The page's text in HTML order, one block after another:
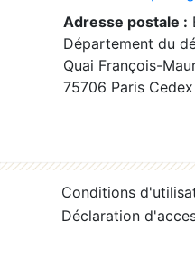
Adresse postale :
Département du
Quai François-
75706 Paris Cedex
Conditions
Déclaration